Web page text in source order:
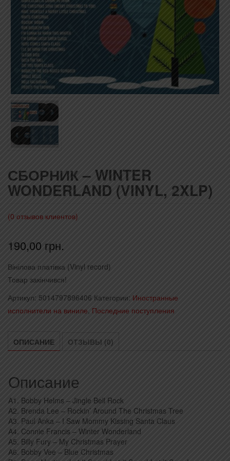
СБОРНИК – WINTER
WONDERLAND (VINYL, 2XLP)
(0 отзывов клиентов)
190,00 грн.
Вінілова платівка (Vinyl record)
Товар закінчився!
Артикул: 5014797896406 Категории: Иностранные
исполнители на виниле, Последние поступления
ОПИСАНИЕ ОТЗЫВЫ (0)
Описание
A1. Bobby Helms – Jingle Bell Rock
A2. Brenda Lee – Rockin’ Around The Christmas Tree
A3. Paul Anka – I Saw Mommy Kissing Santa Claus
A4. Connie Francis – Winter Wonderland
A5. Billy Fury – My Christmas Prayer
A6. Bobby Vee – Blue Christmas